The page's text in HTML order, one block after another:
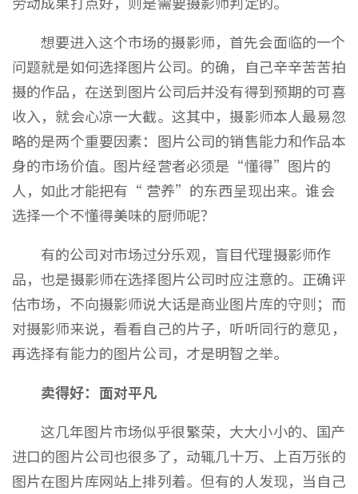
想要进入这个市场的摄影师，首先会面临的一个
问题就是如何选择图片公司。的确，自己辛辛苦苦拍
摄的作品，在送到图片公司后并没有得到预期的可喜
收入，就会心凉一大截。这其中，摄影师本人最易忽
略的是两个重要因素：图片公司的销售能力和作品本
身的市场价值。图片经营者必须是“懂得”图片的
人，如此才能把有“ 营养”的东西呈现出来。谁会
选择一个不懂得美味的厨师呢？
有的公司对市场过分乐观，盲目代理摄影师作
品，也是摄影师在选择图片公司时应注意的。正确评
估市场，不向摄影师说大话是商业图片库的守则；而
对摄影师来说，看看自己的片子，听听同行的意见，
再选择有能力的图片公司，才是明智之举。
卖得好：面对平凡
这几年图片市场似乎很繁荣，大大小小的、国产
进口的图片公司也很多了，动辄几十万、上百万张的
图片在图片库网站上排列着。但有的人发现，当自己